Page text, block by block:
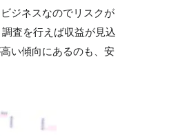
ジネスなのでリスクが
査を行えば収益が見込
い傾向にあるのも、安